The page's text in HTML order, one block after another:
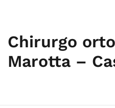
Chirurgo
Marotta –